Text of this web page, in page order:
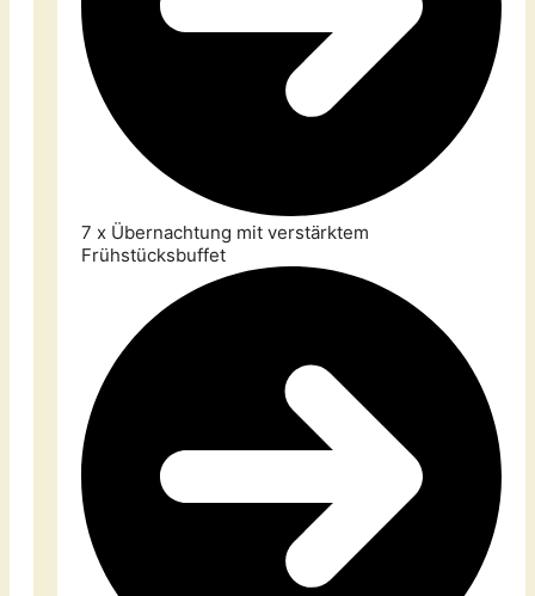
7 x Übernachtung mit verstärktem
Frühstücksbuffet